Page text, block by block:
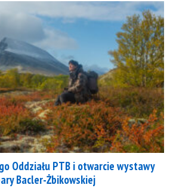
Oddziału PTB i otwarcie wystawy
Bacler-Żbikowskiej